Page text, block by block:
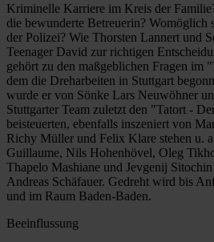
Kriminelle Karriere im Kreis der
die bewunderte Betreuerin? Womöglich
der Polizei? Wie Thorsten Lannert und
Teenager David zur richtigen
gehört zu den maßgeblichen Fragen im
dem die Dreharbeiten in Stuttgart
wurde er von Sönke Lars Neuwöhner
Stuttgarter Team zuletzt den "Tatort -
beisteuerten, ebenfalls inszeniert von
Richy Müller und Felix Klare stehen u.
Guillaume, Nils Hohenhövel, Oleg
Thapelo Mashiane und Jevgenij
Andreas Schäfauer. Gedreht wird bis
und im Raum Baden-Baden.
Beeinflussung